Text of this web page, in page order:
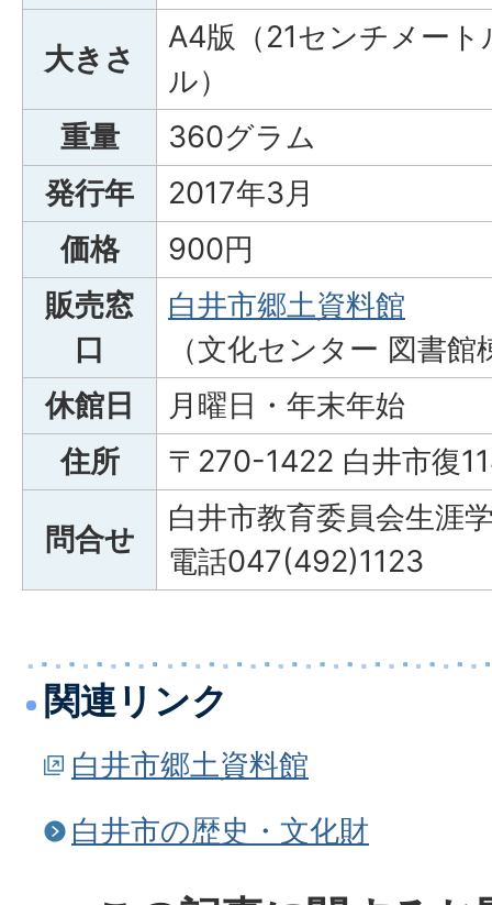
大きさ
A4版（21センチメー
ル）
重量
360グラム
発行年
2017年3月
価格
900円
販売窓
口
白井市郷土資料館
（文化センター 図書館
休館日
月曜日・年末年始
住所
〒270-1422 白井市復
問合せ
白井市教育委員会生涯
電話047(492)1123
関連リンク
白井市郷土資料館
白井市の歴史・文化財